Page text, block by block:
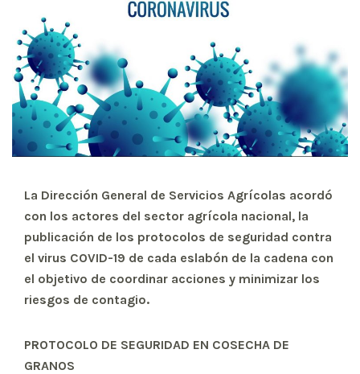
La Dirección General de Servicios Agrícolas acordó
con los actores del sector agrícola nacional, la
publicación de los protocolos de seguridad contra
el virus COVID-19 de cada eslabón de la cadena con
el objetivo de coordinar acciones y minimizar los
riesgos de contagio.
PROTOCOLO DE SEGURIDAD EN COSECHA DE
GRANOS